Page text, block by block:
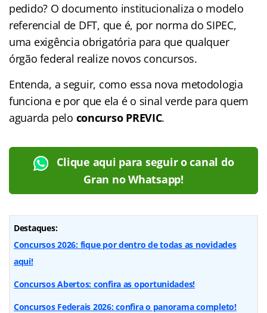
pedido? O documento institucionaliza o modelo
referencial de DFT, que é, por norma do SIPEC,
uma exigência obrigatória para que qualquer
órgão federal realize novos concursos.
Entenda, a seguir, como essa nova metodologia
funciona e por que ela é o sinal verde para quem
aguarda pelo concurso PREVIC.
Clique aqui para seguir o canal do
Gran no Whatsapp!
Destaques:
Concursos 2026: fique por dentro de todas as novidades
aqui!
Concursos Abertos: confira as oportunidades!
Concursos Federais 2026: confira o panorama completo!